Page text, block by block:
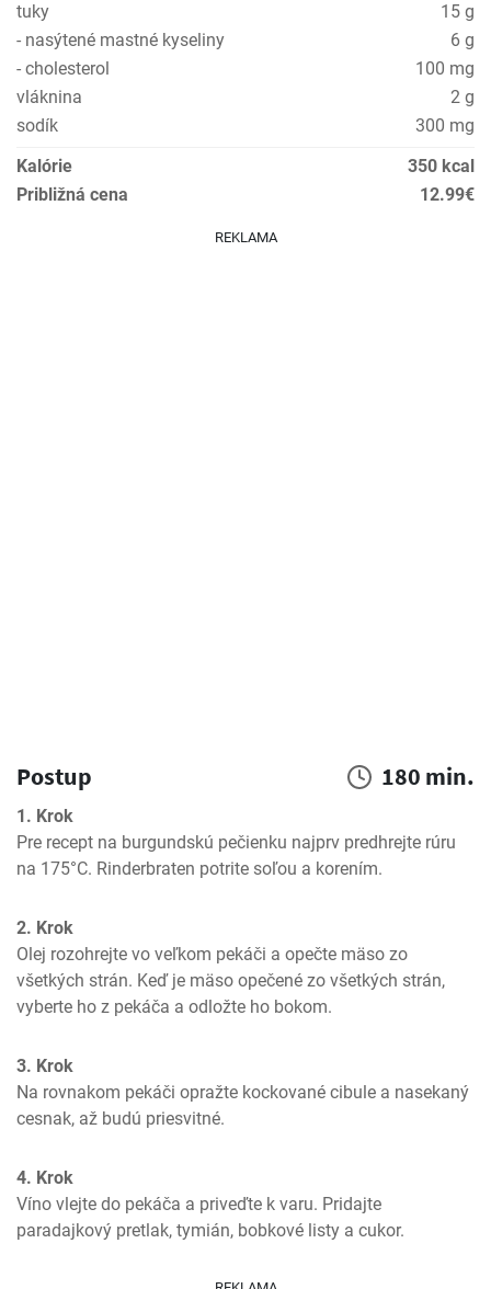
tuky
15 g
- nasýtené mastné kyseliny
6 g
- cholesterol
100 mg
vláknina
2 g
sodík
300 mg
Kalórie
350 kcal
Približná cena
12.99€
REKLAMA
Postup 180 min.
1. Krok
Pre recept na burgundskú pečienku najprv predhrejte rúru
na 175°C. Rinderbraten potrite soľou a korením.
2. Krok
Olej rozohrejte vo veľkom pekáči a opečte mäso zo
všetkých strán. Keď je mäso opečené zo všetkých strán,
vyberte ho z pekáča a odložte ho bokom.
3. Krok
Na rovnakom pekáči opražte kockované cibule a nasekaný
cesnak, až budú priesvitné.
4. Krok
Víno vlejte do pekáča a priveďte k varu. Pridajte
paradajkový pretlak, tymián, bobkové listy a cukor.